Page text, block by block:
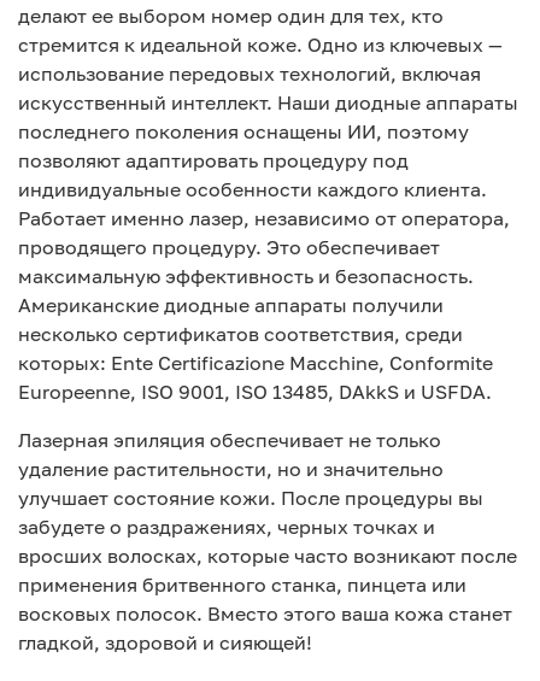
делают ее выбором номер один для тех, кто
стремится к идеальной коже. Одно из ключевых —
использование передовых технологий, включая
искусственный интеллект. Наши диодные аппараты
последнего поколения оснащены ИИ, поэтому
позволяют адаптировать процедуру под
индивидуальные особенности каждого клиента.
Работает именно лазер, независимо от оператора,
проводящего процедуру. Это обеспечивает
максимальную эффективность и безопасность.
Американские диодные аппараты получили
несколько сертификатов соответствия, среди
которых: Ente Certificazione Macchine, Conformite
Europeenne, ISO 9001, ISO 13485, DAkkS и USFDA.
Лазерная эпиляция обеспечивает не только
удаление растительности, но и значительно
улучшает состояние кожи. После процедуры вы
забудете о раздражениях, черных точках и
вросших волосках, которые часто возникают после
применения бритвенного станка, пинцета или
восковых полосок. Вместо этого ваша кожа станет
гладкой, здоровой и сияющей!